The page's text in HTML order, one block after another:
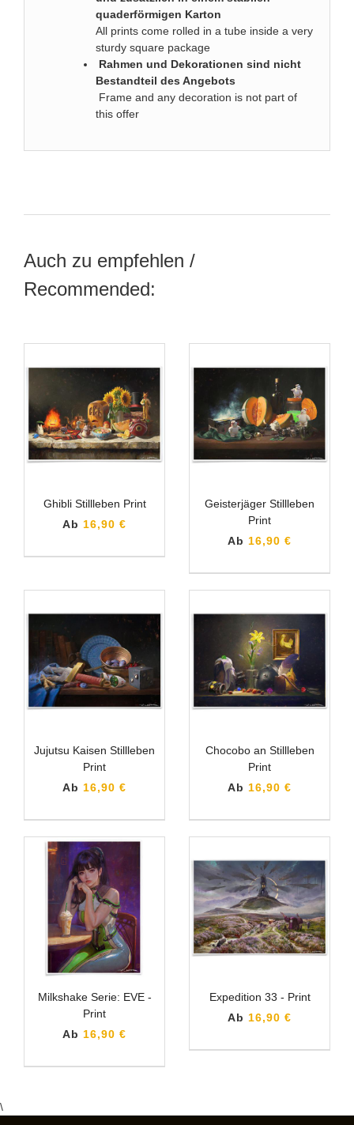
quaderförmigen Karton
All prints come rolled in a tube inside a very
sturdy square package
Rahmen und Dekorationen sind nicht
Bestandteil des Angebots
Frame and any decoration is not part of
this offer
Auch zu empfehlen /
Recommended:
Ghibli Stillleben Print
Ab 16,90 €
Geisterjäger Stillleben
Print
Ab 16,90 €
Jujutsu Kaisen Stillleben
Print
Ab 16,90 €
Chocobo an Stillleben
Print
Ab 16,90 €
Milkshake Serie: EVE -
Print
Ab 16,90 €
Expedition 33 - Print
Ab 16,90 €
\